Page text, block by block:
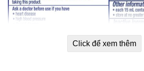
Click để xem thêm